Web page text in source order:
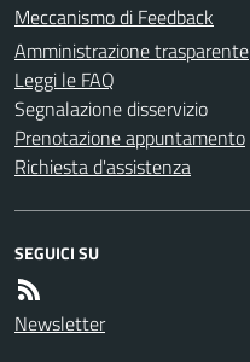
Meccanismo di Feedback
Amministrazione trasparente
Leggi le FAQ
Segnalazione disservizio
Prenotazione appuntamento
Richiesta d'assistenza
SEGUICI SU
Newsletter